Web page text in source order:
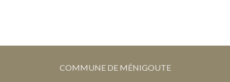
COMMUNE DE MÉNIGOUTE